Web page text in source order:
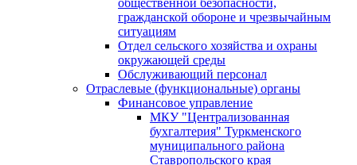
гражданской оборонe и чрезвычайным
ситуациям
Отдел сельского хозяйства и охраны
окружающей среды
Обслуживающий персонал
Отраслевые (функциональные) органы
Финансовое управление
МКУ "Централизованная
бухгалтерия" Туркменского
муниципального района
Ставропольского края